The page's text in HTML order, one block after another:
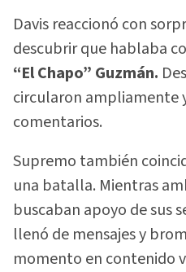
Davis reaccionó con
descubrir que hablaba
“El Chapo” Guzmán.
circularon ampliamente
comentarios.
Supremo también
una batalla. Mientras
buscaban apoyo de sus
llenó de mensajes y
momento en contenido